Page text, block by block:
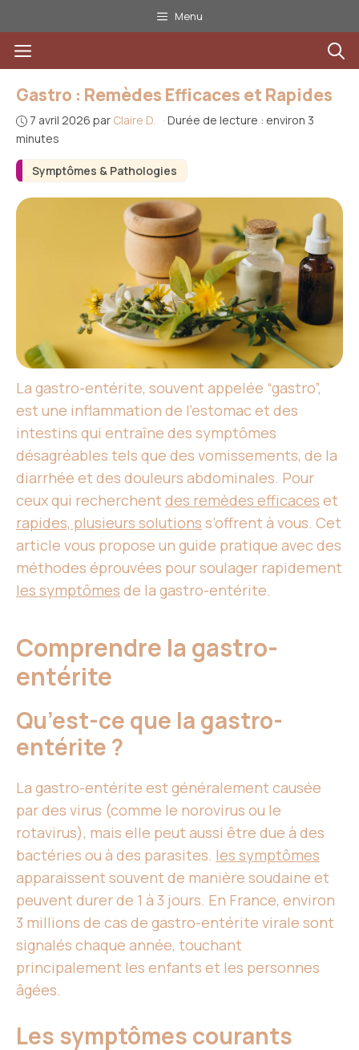
au
contenu
Menu
Menu
Symptômes & Pathologies
Gastro : Remèdes Efficaces et Rapides
7 avril 2026 par Claire D. · Durée de lecture : environ 3
minutes
La gastro-entérite, souvent appelée “gastro”,
est une inflammation de l’estomac et des
intestins qui entraîne des symptômes
désagréables tels que des vomissements, de la
diarrhée et des douleurs abdominales. Pour
ceux qui recherchentdes remèdes efficaces et
rapides, plusieurs solutions s’offrent à vous. Cet
article vous propose un guide pratique avec des
méthodes éprouvées pour soulager rapidement
les symptômes de la gastro-entérite.
Comprendre la gastro-
entérite
Qu’est-ce que la gastro-
entérite ?
La gastro-entérite est généralement causée
par des virus (comme le norovirus ou le
rotavirus), mais elle peut aussi être due à des
bactéries ou à des parasites. les symptômes
apparaissent souvent de manière soudaine et
peuvent durer de 1 à 3 jours. En France, environ
3 millions de cas de gastro-entérite virale sont
signalés chaque année, touchant
principalement les enfants et les personnes
âgées.
Les symptômes courants